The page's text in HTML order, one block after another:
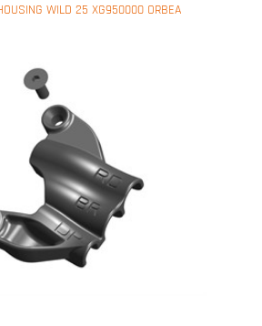
WILD 25 XG950000 ORBEA